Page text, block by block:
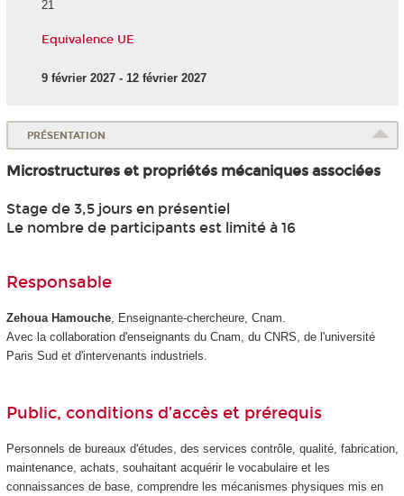
21
Equivalence UE
9 février 2027 - 12 février 2027
PRÉSENTATION
Microstructures et propriétés mécaniques associées
Stage de 3,5 jours en présentiel
Le nombre de participants est limité à 16
Responsable
Zehoua Hamouche, Enseignante-chercheure, Cnam.
Avec la collaboration d'enseignants du Cnam, du CNRS, de l'université
Paris Sud et d'intervenants industriels.
Public, conditions d’accès et prérequis
Personnels de bureaux d'études, des services contrôle, qualité, fabrication,
maintenance, achats, souhaitant acquérir le vocabulaire et les
connaissances de base, comprendre les mécanismes physiques mis en